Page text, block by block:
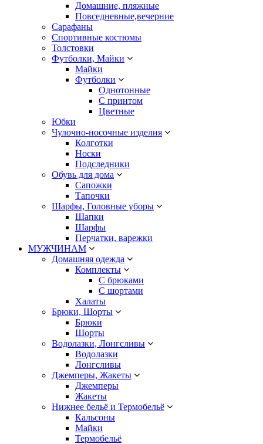
Домашние, пляжные
Повседневные,вечерние
Сарафаны
Спортивные костюмы
Толстовки
Футболки, Майки
Майки
Футболки
Однотонные
С принтом
Цветные
Юбки
Чулочно-носочные изделия
Колготки
Носки
Подследники
Обувь для дома
Сапожки
Тапочки
Шарфы, Головные уборы
Шапки
Шарфы
Перчатки, варежки
МУЖЧИНАМ
Домашняя одежда
Комплекты
С брюками
С шортами
Халаты
Брюки, Шорты
Брюки
Шорты
Водолазки, Лонгсливы
Водолазки
Лонгсливы
Джемперы, Жакеты
Джемперы
Жакеты
Нижнее бельё и Термобельё
Кальсоны
Майки
Термобельё